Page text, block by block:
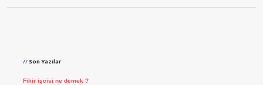
Son Yazılar
Fikir işcisi ne demek ?